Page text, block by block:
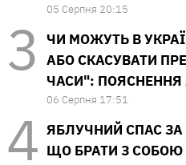
05 Серпня 20:15
ЧИ МОЖУТЬ В
АБО СКАСУВАТИ
ЧАСИ": ПОЯСНЕННЯ
06 Серпня 17:51
ЯБЛУЧНИЙ СПАС
ЩО БРАТИ З СОБОЮ